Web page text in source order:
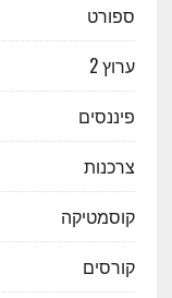
ספורט
ערוץ 2
פיננסים
צרכנות
קוסמטיקה
קורסים